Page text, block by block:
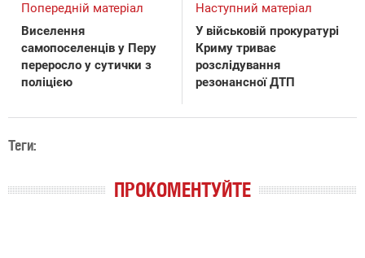
Попередній матеріал
Виселення
самопоселенців у Перу
переросло у сутички з
поліцією
Наступний матеріал
У військовій прокуратурі
Криму триває
розслідування
резонансної ДТП
Теги:
ПРОКОМЕНТУЙТЕ